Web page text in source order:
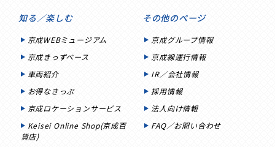
知る／楽しむ
京成WEBミュージアム
京成きっずベース
車両紹介
お得なきっぷ
京成ロケーションサービス
Keisei Online Shop(京成百
貨店)
その他のページ
京成グループ情報
京成線運行情報
IR／会社情報
採用情報
法人向け情報
FAQ／お問い合わせ